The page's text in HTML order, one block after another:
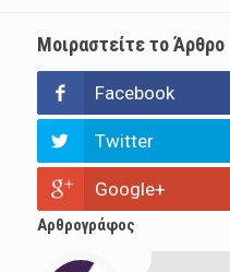
Μοιραστείτε το Άρθρο
Facebook
Twitter
Google+
Αρθρογράφος